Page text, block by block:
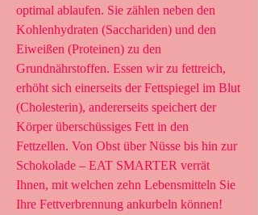
optimal ablaufen. Sie zählen neben den
Kohlenhydraten (Sacchariden) und den
Eiweißen (Proteinen) zu den
Grundnährstoffen. Essen wir zu fettreich,
erhöht sich einerseits der Fettspiegel im Blut
(Cholesterin), andererseits speichert der
Körper überschüssiges Fett in den
Fettzellen. Von Obst über Nüsse bis hin zur
Schokolade – EAT SMARTER verrät
Ihnen, mit welchen zehn Lebensmitteln Sie
Ihre Fettverbrennung ankurbeln können!